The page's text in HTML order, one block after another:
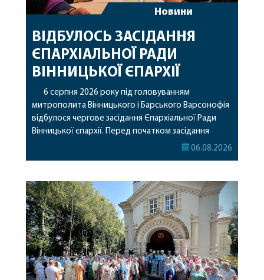
Новини
ВІДБУЛОСЬ ЗАСІДАННЯ
ЄПАРХІАЛЬНОЇ РАДИ
ВІННИЦЬКОЇ ЄПАРХІЇ
6 серпня 2026 року під головуванням
митрополита Вінницького і Барського Варсонофія
відбулося чергове засідання Єпархіальної Ради
Вінницької єпархії. Перед початком засідання
секретар Єпархіальної Ради від імені членів Ради
побажавши йому міцного здоров’я, Божої
допомоги, миру, духовної радості та
благословенних успіхів у подальшому
архіпастирському служінні. […]
06.08.2026